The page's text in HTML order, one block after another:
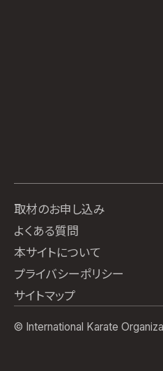
取材のお申し込み
よくある質問
本サイトについて
プライバシーポリシー
サイトマップ
© International Karate